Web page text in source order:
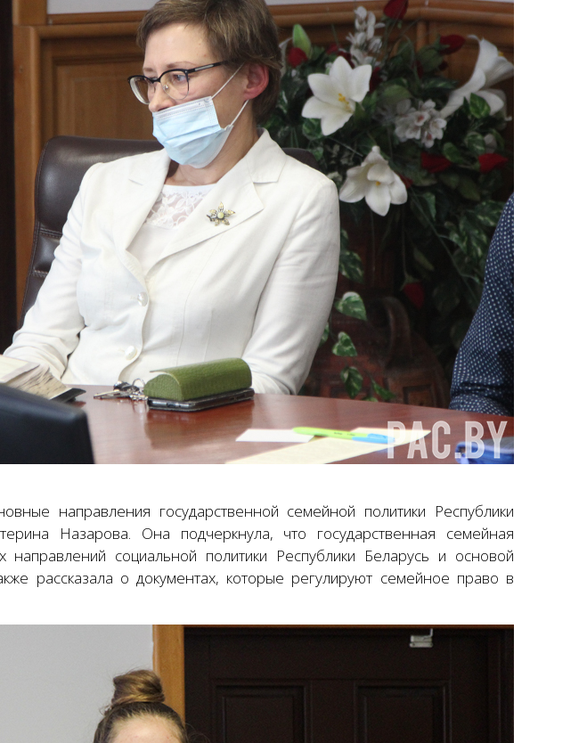
направления государственной семейной политики Республики
Назарова. Она подчеркнула, что государственная семейная
направлений социальной политики Республики Беларусь и основой
рассказала о документах, которые регулируют семейное право в